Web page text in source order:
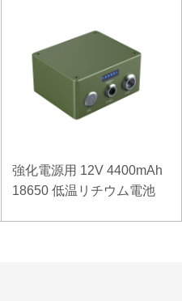
強化電源用 12V 4400mAh
18650 低温リチウム電池